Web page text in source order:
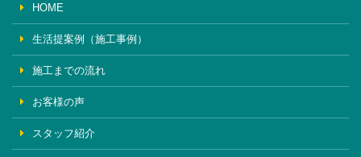
HOME
生活提案例（施工事例）
施工までの流れ
お客様の声
スタッフ紹介